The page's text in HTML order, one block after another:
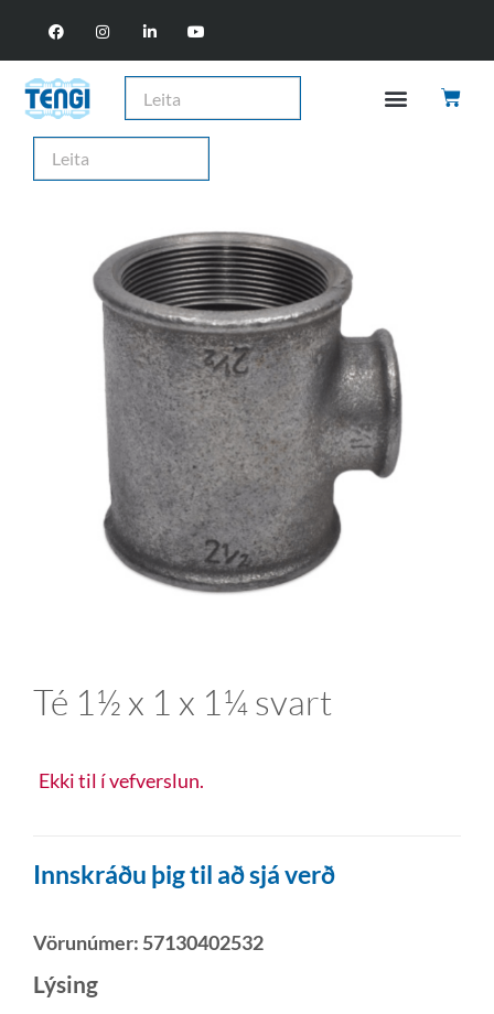
Té 1½ x 1 x 1¼ svart
Ekki til í vefverslun.
Innskráðu þig til að sjá verð
Vörunúmer: 57130402532
Lýsing